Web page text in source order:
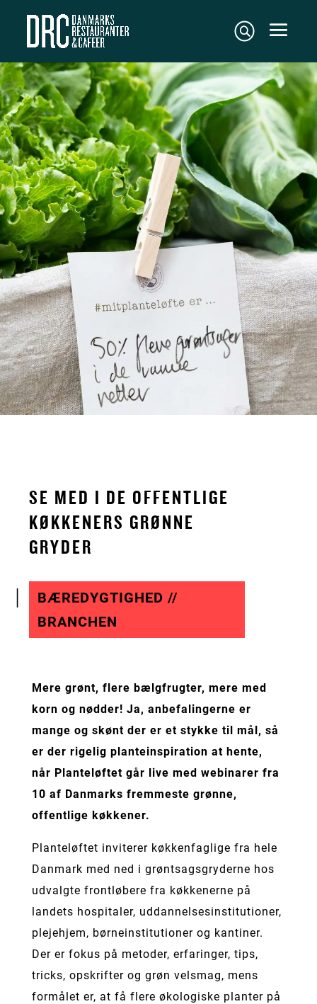
SE MED I DE OFFENTLIGE
KØKKENERS GRØNNE
GRYDER
BÆREDYGTIGHED //
BRANCHEN
Mere grønt, flere bælgfrugter, mere med
korn og nødder! Ja, anbefalingerne er
mange og skønt der er et stykke til mål, så
er der rigelig planteinspiration at hente,
når Planteløftet går live med webinarer fra
10 af Danmarks fremmeste grønne,
offentlige køkkener.
Planteløftet inviterer køkkenfaglige fra hele
Danmark med ned i grøntsagsgryderne hos
udvalgte frontløbere fra køkkenerne på
landets hospitaler, uddannelsesinstitutioner,
plejehjem, børneinstitutioner og kantiner.
Der er fokus på metoder, erfaringer, tips,
tricks, opskrifter og grøn velsmag, mens
formålet er, at få flere økologiske planter på